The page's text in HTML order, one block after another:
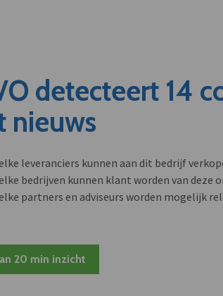
detecteert 14
nieuws
leveranciers kunnen aan dit bedrijf
bedrijven kunnen klant worden van deze
partners en adviseurs worden mogelijk
20 min inzicht